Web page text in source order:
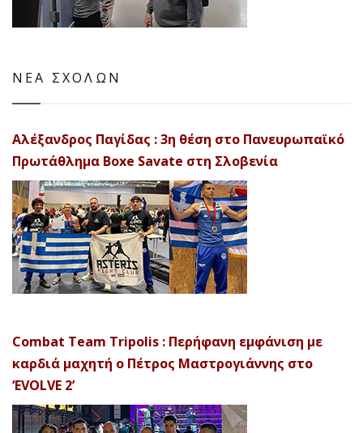
ΝΕΑ ΣΧΟΛΩΝ
Αλέξανδρος Παγίδας : 3η θέση στο Πανευρωπαϊκό
Πρωτάθλημα Boxe Savate στη Σλοβενία
Combat Team Tripolis : Περήφανη εμφάνιση με
καρδιά μαχητή ο Πέτρος Μαστρογιάννης στο
‘EVOLVE 2’